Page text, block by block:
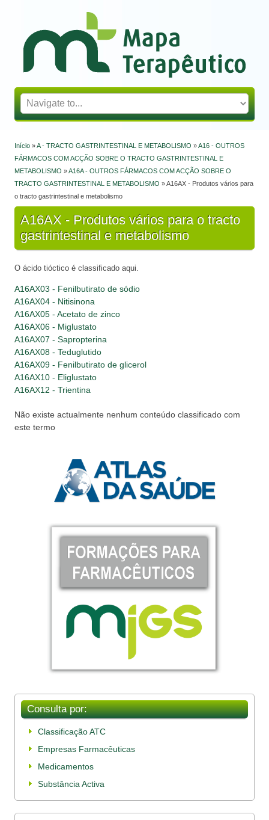
Mapa Terapêutico
Está aqui
Início »A - TRACTO GASTRINTESTINAL E METABOLISMO »A16 - OUTROS
FÁRMACOS COM ACÇÃO SOBRE O TRACTO GASTRINTESTINAL E
METABOLISMO »A16A - OUTROS FÁRMACOS COM ACÇÃO SOBRE O
TRACTO GASTRINTESTINAL E METABOLISMO » A16AX - Produtos vários para
o tracto gastrintestinal e metabolismo
A16AX - Produtos vários para o tracto
gastrintestinal e metabolismo
O ácido tióctico é classificado aqui.
A16AX03 - Fenilbutirato de sódio
A16AX04 - Nitisinona
A16AX05 - Acetato de zinco
A16AX06 - Miglustato
A16AX07 - Sapropterina
A16AX08 - Teduglutido
A16AX09 - Fenilbutirato de glicerol
A16AX10 - Eliglustato
A16AX12 - Trientina
Não existe actualmente nenhum conteúdo classificado com
este termo
Consulta por:
Classificação ATC
Empresas Farmacêuticas
Medicamentos
Substância Activa